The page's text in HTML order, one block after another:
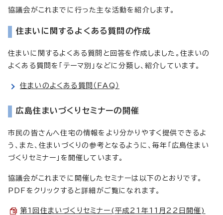
協議会がこれまでに行った主な活動を紹介します。
住まいに関するよくある質問の作成
住まいに関するよくある質問と回答を作成しました。住まいの
よくある質問を「テーマ別」などに分類し、紹介しています。
住まいのよくある質問（FAQ）
広島住まいづくりセミナーの開催
市民の皆さんへ住宅の情報をより分かりやすく提供できるよ
う、また、住まいづくりの参考となるように、毎年「広島住まい
づくりセミナー」を開催しています。
協議会がこれまでに開催したセミナーは以下のとおりです。
PDFをクリックすると詳細がご覧になれます。
第1回住まいづくりセミナー(平成21年11月22日開催)